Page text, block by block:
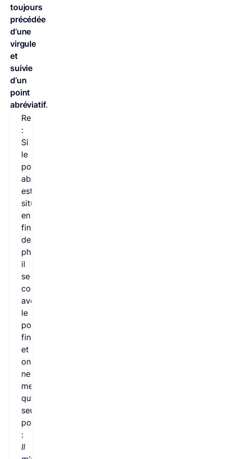
toujours
précédée
d’une
virgule
et
suivie
d’un
point
abréviatif.
Remarque
:
Si
le
point
abréviatif
est
situé
en
fin
de
phrase,
il
se
confond
avec
le
point
final
et
on
ne
met
qu’un
seul
point
:
Il